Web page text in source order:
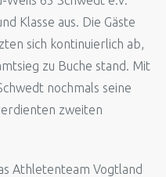
Klasse aus. Die Gäste
sich kontinuierlich ab,
zu Buche stand. Mit
nochmals seine
zweiten
Athletenteam Vogtland